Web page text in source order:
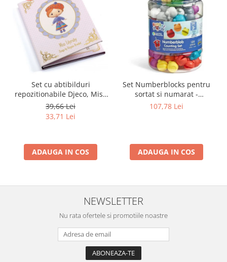
Set cu abtibilduri
repozitionabile Djeco, Miss
Lilyruby
39,66 Lei
33,71 Lei
ADAUGA IN COS
Set Numberblocks pentru
sortat si numarat -
Numberblob
107,78 Lei
ADAUGA IN COS
NEWSLETTER
Nu rata ofertele si promotiile noastre